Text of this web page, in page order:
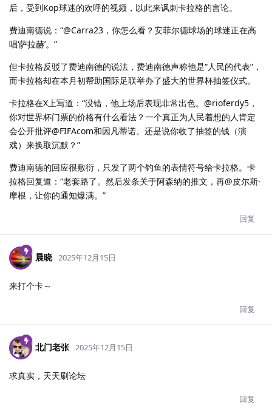
后，受到Kop球迷的欢呼的视频，以此来讽刺卡拉格的言论。
费迪南德说：“@Carra23，你怎么看？安菲尔德球场的球迷正在高
唱‘萨拉赫’。”
但卡拉格反驳了费迪南德的说法，费迪南德声称他是“人民的代表”，
而卡拉格却在本月初帮助国际足联举办了盛大的世界杯抽签仪式。
卡拉格在X上写道：“没错，他上场后表现非常出色。@rioferdy5，
你对世界杯门票的价格有什么看法？一个真正为人民着想的人肯定
会公开批评@FIFAcom和因凡蒂诺。还是说你收了抽签的钱（演
戏）来换取沉默？”
费迪南德的回应很敷衍，只发了两个钓鱼的表情符号给卡拉格。卡
拉格回复道：“老套路了。然后发条关于阿森纳的推文，再@皮尔斯·
摩根，让你的通知爆满。”
回复
晨晓 2025年12月15日
来打个卡～
回复
北门老张 2025年12月15日
求真实，天天刷论坛
回复